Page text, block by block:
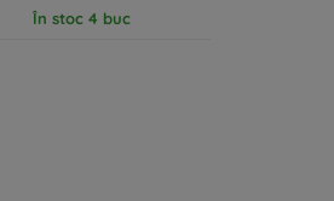
În stoc 4 buc